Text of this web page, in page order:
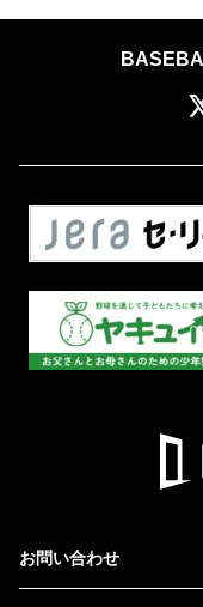
お問い合わせ